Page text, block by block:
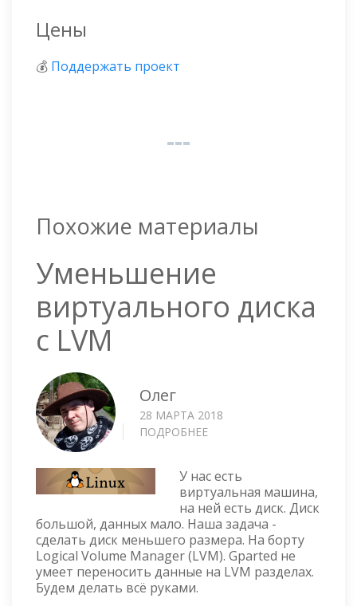
Цены
💰 Поддержать проект
Похожие материалы
Уменьшение
виртуального диска
с LVM
Олег
28 МАРТА 2018
ПОДРОБНЕЕ
ДИСКА
С
LVM
У нас есть
виртуальная машина,
на ней есть диск. Диск
большой, данных мало. Наша задача -
сделать диск меньшего размера. На борту
Logical Volume Manager (LVM). Gparted не
умеет переносить данные на LVM разделах.
Будем делать всё руками.